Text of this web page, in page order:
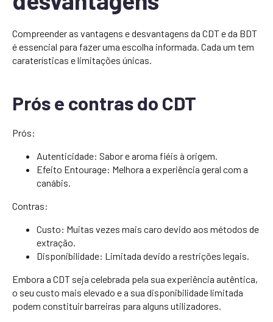
Compreender as vantagens e desvantagens da CDT e da BDT
é essencial para fazer uma escolha informada. Cada um tem
caraterísticas e limitações únicas.
Prós e contras do CDT
Prós:
Autenticidade: Sabor e aroma fiéis à origem.
Efeito Entourage: Melhora a experiência geral com a
canábis.
Contras:
Custo: Muitas vezes mais caro devido aos métodos de
extração.
Disponibilidade: Limitada devido a restrições legais.
Embora a CDT seja celebrada pela sua experiência autêntica,
o seu custo mais elevado e a sua disponibilidade limitada
podem constituir barreiras para alguns utilizadores.